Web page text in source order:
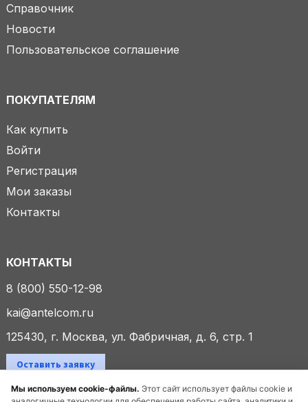
Мы используем cookie-файлы. Этот сайт использует файлы cookie и
Справочник
Новости
Пользовательское соглашение
ПОКУПАТЕЛЯМ
Как купить
Войти
Регистрация
Мои заказы
Контакты
КОНТАКТЫ
8 (800) 550-12-98
kai@antelcom.ru
125430, г. Москва, ул. Фабричная, д. 6, стр. 1
Оставить заявку